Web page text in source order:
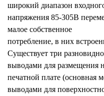
широкий диапазон
напряжения 85-305В
малое собственное
потребление, в них
Существует три
выводами для размещения
печатной плате (основная
выводами для